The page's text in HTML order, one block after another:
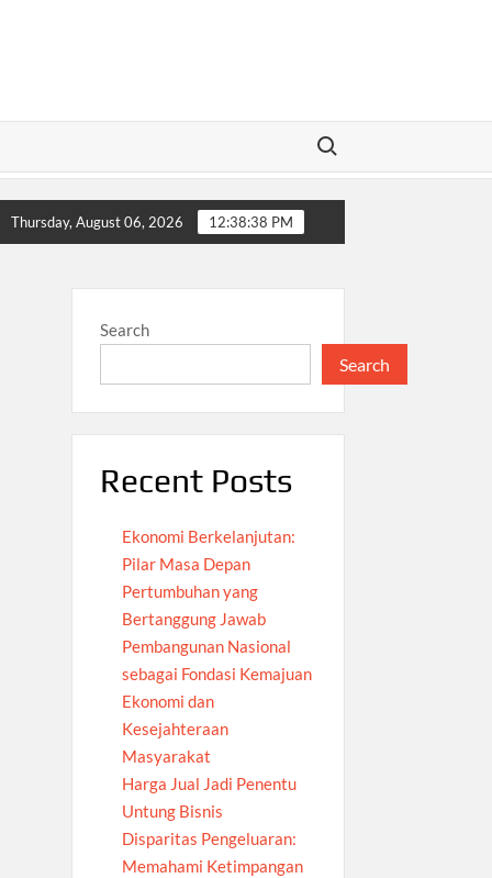
Search for:
Masyarakat Harga Jual Jadi Penentu
Thursday, August 06, 2026 12:38:39 PM
Search
Search
Recent Posts
Ekonomi Berkelanjutan:
Pilar Masa Depan
Pertumbuhan yang
Bertanggung Jawab
Pembangunan Nasional
sebagai Fondasi Kemajuan
Ekonomi dan
Kesejahteraan
Masyarakat
Harga Jual Jadi Penentu
Untung Bisnis
Disparitas Pengeluaran:
Memahami Ketimpangan